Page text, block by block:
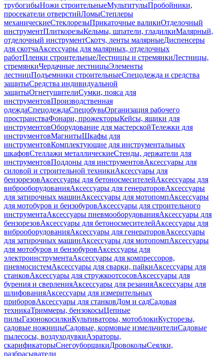
трубогибыНожи строительныеМультитулыПробойники,
просекатели отверстийЛомыСтеплеры
механическиеСтеклорезыПрикаточные валикиОтделочный
инструментПлиткорезыКельмы, шпатели, гладилкиМалярный,
отделочный инструментСкотч, ленты малярныеДиспенсеры
для скотчаАксессуары для малярных, отделочных
работПленки строительныеЛестницы и стремянкиЛестницы,
стремянкиЧердачные лестницыЭлементы
лестницПодъемники строительныеСпецодежда и средства
защитыСредства индивидуальной
защитыОгнетушителиСумки, пояса для
инструментовПроизводственная
одеждаСпецодеждаСпецобувьОрганизация рабочего
пространстваФонари, прожекторыКейсы, ящики для
инструментовОборудование для мастерскойТележки для
инструментовМагнитыШкафы для
инструментовКомплектующие для инструментальных
шкафовСтеллажи металлическиеСтенды, держатели для
инструментовПоддоны для инструментовАксессуары для
силовой и строительной техникиАксессуары для
бензорезовАксессуары для бетоносмесителейАксессуары для
виброоборудованияАксессуары для генераторовАксессуары
для затирочных машинАксессуары для мотопомпАксессуары
для мотобуров и бензобуровАксессуары для строительного
инструментаАксессуары пневмооборудованияАксессуары для
бензорезовАксессуары для бетоносмесителейАксессуары для
виброоборудованияАксессуары для генераторовАксессуары
для затирочных машинАксессуары для мотопомпАксессуары
для мотобуров и бензобуровАксессуары для
электроинструментаАксессуары для компрессоров,
пневмосистемАксессуары для сварки, пайкиАксессуары для
станковАксессуары для стружкоотсосовАксессуары для
бурения и сверленияАксессуары для резанияАксессуары для
шлифованияАксессуары для измерительных
приборовАксессуары для станковДом и садСадовая
техникаТриммеры, бензокосыЦепные
пилыГазонокосилкиКультиваторы, мотоблокиКусторезы,
садовые ножницыСадовые, кормовые измельчителиСадовые
пылесосы, воздуходувкиАэраторы,
скарификаторыСнегоуборщикиДровоколыСеялки,
разбрасыватели